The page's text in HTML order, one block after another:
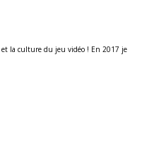
la culture du jeu vidéo ! En 2017 je